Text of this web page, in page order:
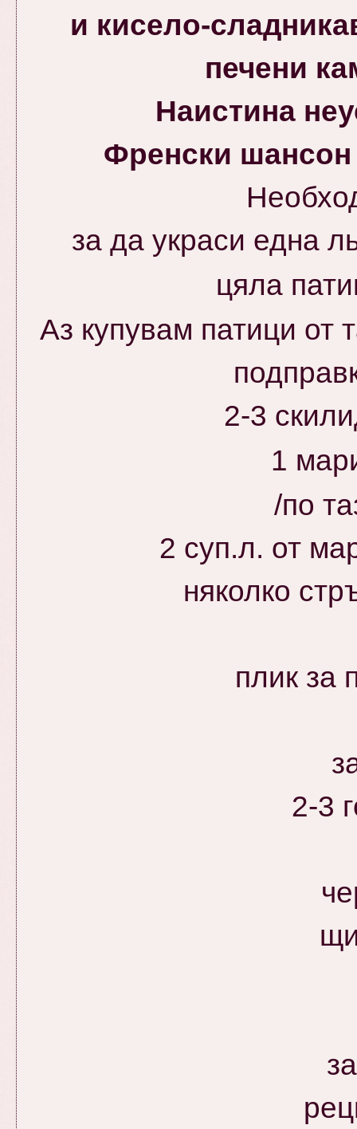
и кисело-
печени
Наистина
Френски шансон
за да украси една
цяла
Аз купувам патици от
2-3
1
/по
2 суп.л. от
няколко
плик за
2-3